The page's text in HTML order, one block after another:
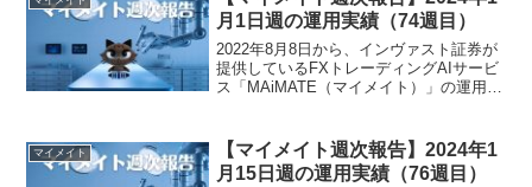
月1日週の運用実績（74週目）
2022年8月8日から、インヴァスト証券が
提供しているFXトレーディングAIサービ
ス「MAiMATE（マイメイト）」の運用を
いました。マイメイト運用実績（7...
マイメイト
【マイメイト週次報告】2024年1
月15日週の運用実績（76週目）